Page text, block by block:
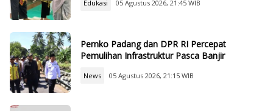
Edukasi 05 Agustus 2026, 21:45 WIB
Pemko Padang dan DPR RI Percepat
Pemulihan Infrastruktur Pasca Banjir
News 05 Agustus 2026, 21:15 WIB